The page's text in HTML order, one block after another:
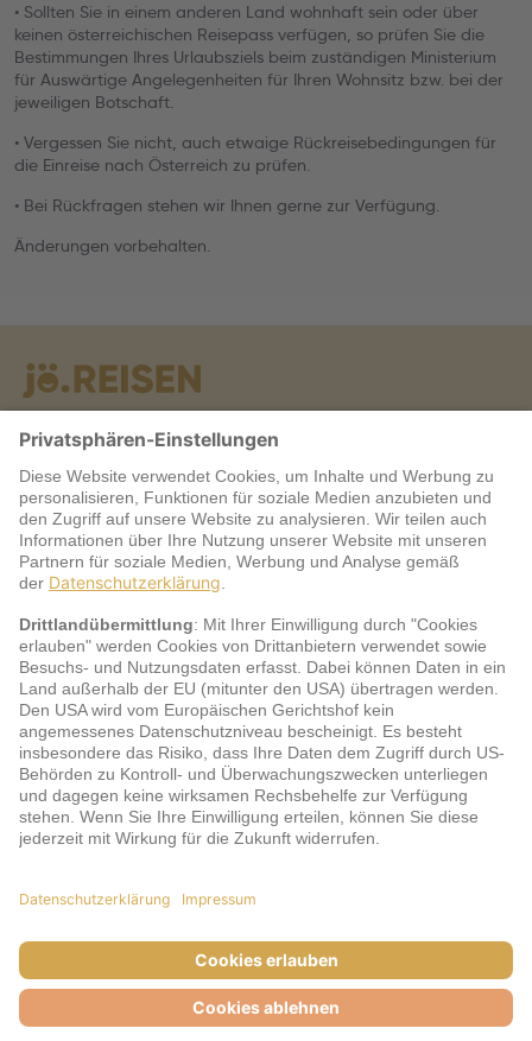
• Sollten Sie in einem anderen Land wohnhaft sein oder über
keinen österreichischen Reisepass verfügen, so prüfen Sie die
Bestimmungen Ihres Urlaubsziels beim zuständigen Ministerium
für Auswärtige Angelegenheiten für Ihren Wohnsitz bzw. bei der
jeweiligen Botschaft.
• Vergessen Sie nicht, auch etwaige Rückreisebedingungen für
die Einreise nach Österreich zu prüfen.
• Bei Rückfragen stehen wir Ihnen gerne zur Verfügung.
Änderungen vorbehalten.
Warum jö?
Service
jö Bonus Club Partner
Zahlungsarten & Sicherheit
AGB
Datenschutz